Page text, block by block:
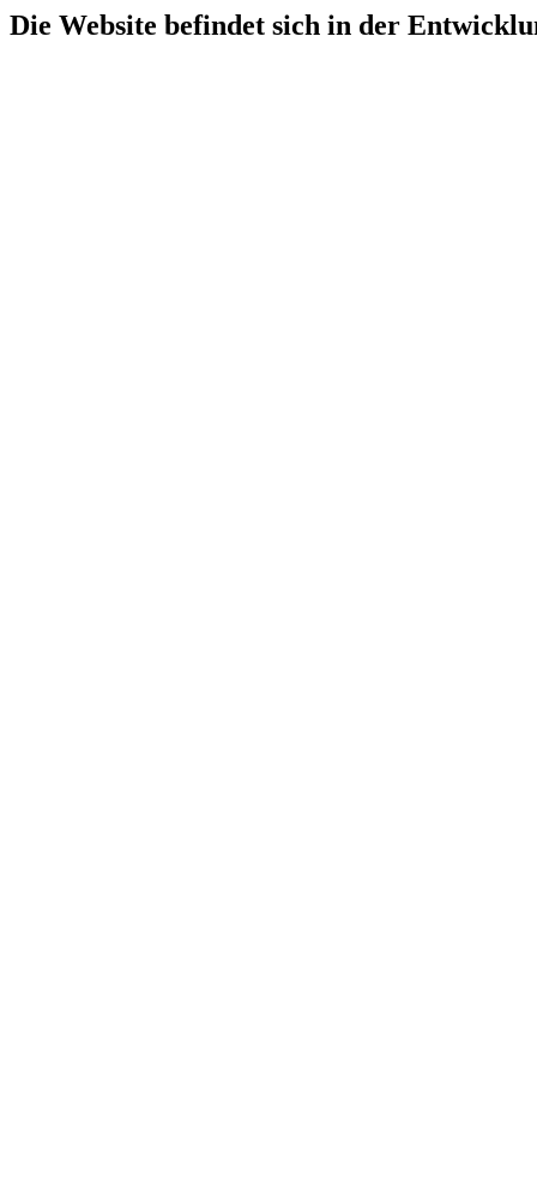
Die Website befindet sich in der